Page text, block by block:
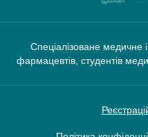
Спеціалізоване медичне
фармацевтів, студентів